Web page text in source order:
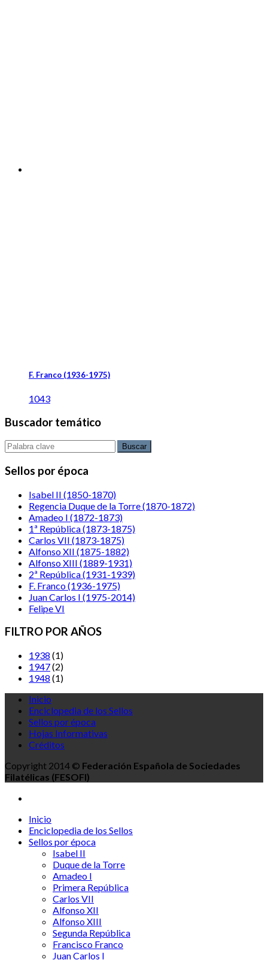
F. Franco (1936-1975)
1043
Buscador temático
Buscar
Sellos por época
Isabel II (1850-1870)
Regencia Duque de la Torre (1870-1872)
Amadeo I (1872-1873)
1ª República (1873-1875)
Carlos VII (1873-1875)
Alfonso XII (1875-1882)
Alfonso XIII (1889-1931)
2ª República (1931-1939)
F. Franco (1936-1975)
Juan Carlos I (1975-2014)
Felipe VI
FILTRO POR AÑOS
1938 (1)
1947(2)
1948 (1)
Inicio
Enciclopedia de los Sellos
Sellos por época
Hojas Informativas
Créditos
Copyright 2014 © Federación Española de Sociedades
Filatélicas (FESOFI)
Inicio
Enciclopedia de los Sellos
Sellos por época
Isabel II
Duque de la Torre
Amadeo I
Primera República
Carlos VII
Alfonso XII
Alfonso XIII
Segunda República
Francisco Franco
Juan Carlos I